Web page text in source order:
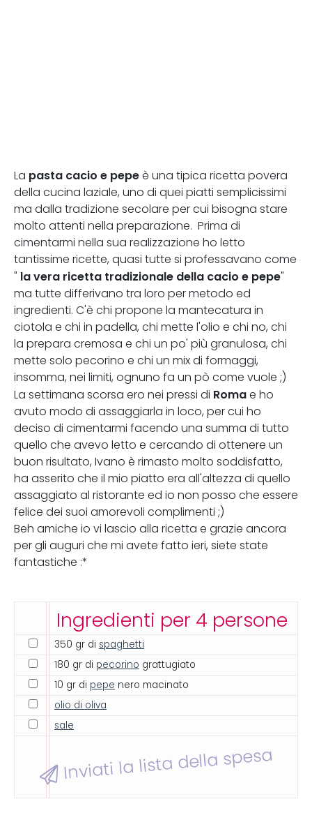
La pasta cacio e pepe è una tipica ricetta povera
della cucina laziale, uno di quei piatti semplicissimi
ma dalla tradizione secolare per cui bisogna stare
molto attenti nella preparazione. Prima di
cimentarmi nella sua realizzazione ho letto
tantissime ricette, quasi tutte si professavano come
" la vera ricetta tradizionale della cacio e pepe"
ma tutte differivano tra loro per metodo ed
ingredienti. C'è chi propone la mantecatura in
ciotola e chi in padella, chi mette l'olio e chi no, chi
la prepara cremosa e chi un po' più granulosa, chi
mette solo pecorino e chi un mix di formaggi,
insomma, nei limiti, ognuno fa un pò come vuole ;)
La settimana scorsa ero nei pressi di Roma e ho
avuto modo di assaggiarla in loco, per cui ho
deciso di cimentarmi facendo una summa di tutto
quello che avevo letto e cercando di ottenere un
buon risultato, Ivano è rimasto molto soddisfatto,
ha asserito che il mio piatto era all'altezza di quello
assaggiato al ristorante ed io non posso che essere
felice dei suoi amorevoli complimenti ;)
Beh amiche io vi lascio alla ricetta e grazie ancora
per gli auguri che mi avete fatto ieri, siete state
fantastiche :*
Ingredienti per 4 persone
350 gr di spaghetti
180 gr di pecorino grattugiato
10 gr di pepe nero macinato
olio di oliva
sale
Inviati la lista della spesa